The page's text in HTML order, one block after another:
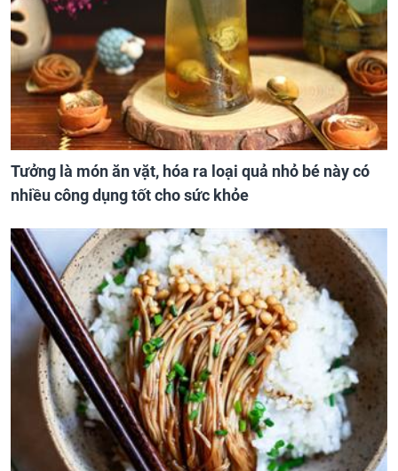
Tưởng là món ăn vặt, hóa ra loại quả nhỏ bé này có
nhiều công dụng tốt cho sức khỏe